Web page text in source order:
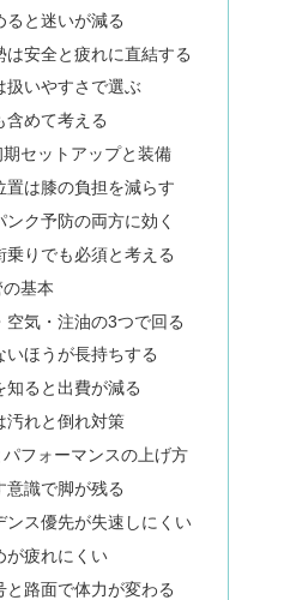
ると迷いが減る
は安全と疲れに直結する
扱いやすさで選ぶ
含めて考える
セットアップと装備
置は膝の負担を減らす
ク予防の両方に効く
乗りでも必須と考える
の基本
空気・注油の3つで回る
いほうが長持ちする
知ると出費が減る
汚れと倒れ対策
フォーマンスの上げ方
意識で脚が残る
ンス優先が失速しにくい
が疲れにくい
と路面で体力が変わる